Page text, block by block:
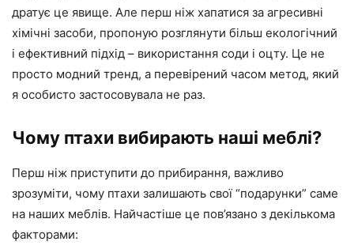
дратує це явище. Але перш ніж хапатися за агресивні
хімічні засоби, пропоную розглянути більш екологічний
і ефективний підхід – використання соди і оцту. Це не
просто модний тренд, а перевірений часом метод, який
я особисто застосовувала не раз.
Чому птахи вибирають наші меблі?
Перш ніж приступити до прибирання, важливо
зрозуміти, чому птахи залишають свої “подарунки” саме
на наших меблів. Найчастіше це пов’язано з декількома
факторами: